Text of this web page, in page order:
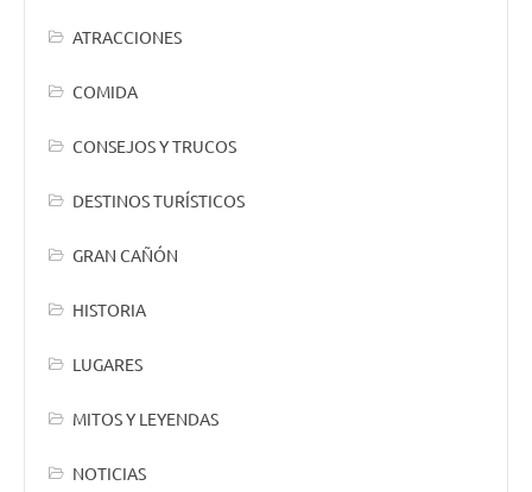
ATRACCIONES
COMIDA
CONSEJOS Y TRUCOS
DESTINOS TURÍSTICOS
GRAN CAÑÓN
HISTORIA
LUGARES
MITOS Y LEYENDAS
NOTICIAS